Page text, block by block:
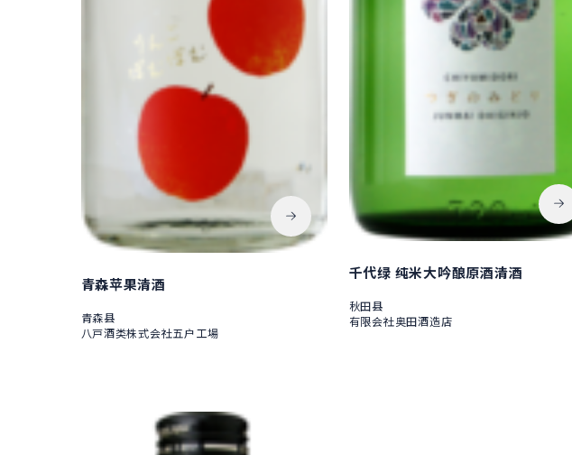
青森苹果清酒
青森县
八戸酒类株式会社五户工場
千代绿 纯米大吟酿原酒清酒
秋田县
有限会社奥田酒造店